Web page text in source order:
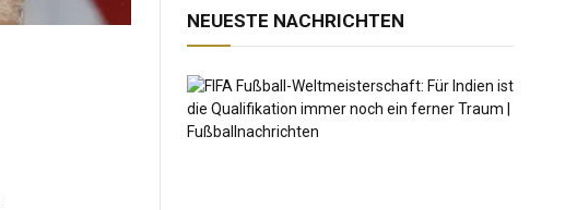
NEUESTE NACHRICHTEN